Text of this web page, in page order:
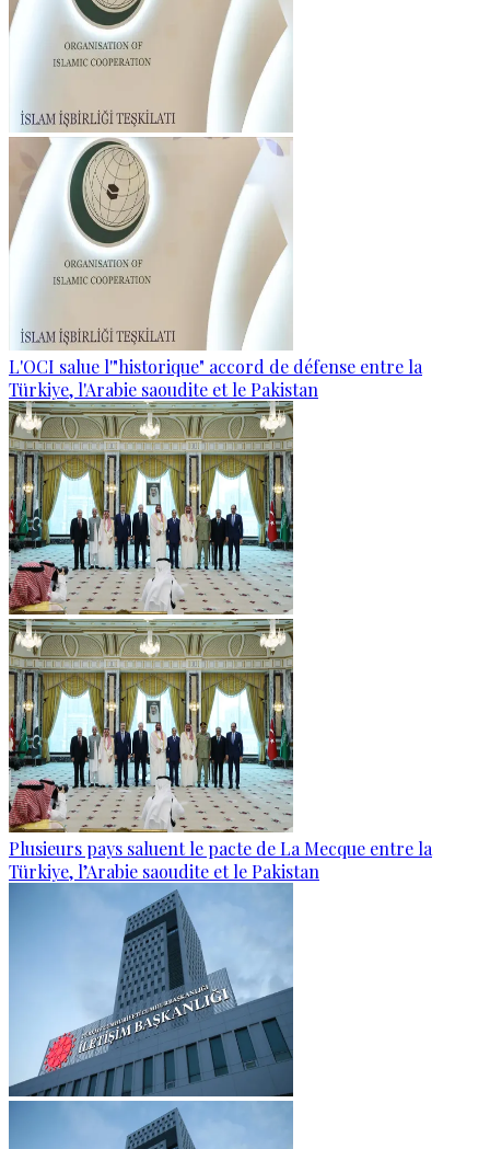
L'OCI salue l'"historique" accord de défense entre la
Türkiye, l'Arabie saoudite et le Pakistan
Plusieurs pays saluent le pacte de La Mecque entre la
Türkiye, l’Arabie saoudite et le Pakistan